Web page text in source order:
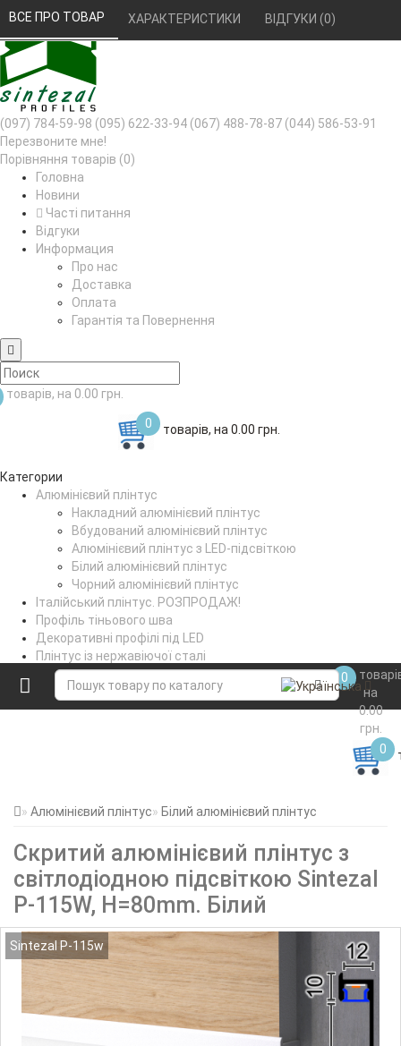
РУС УКР
(097) 784-59-98 (095) 622-33-94 (067) 488-78-87 (044) 586-53-91
Перезвоните мне!
Порівняння товарів (0)
Головна
Новини
Часті питання
Відгуки
Информация
Про нас
Доставка
Оплата
Гарантія та Повернення
товарів, на 0.00 грн.
0 товарів, на 0.00 грн.
Категории
Алюмінієвий плінтус
Накладний алюмінієвий плінтус
Вбудований алюмінієвий плінтус
Алюмінієвий плінтус з LED-підсвіткою
Білий алюмінієвий плінтус
Чорний алюмінієвий плінтус
Італійський плінтус. РОЗПРОДАЖ!
Профіль тіньового шва
Декоративні профілі під LED
Плінтус із нержавіючої сталі
Поріжки стикувальні
Коптильне вішало
0
на
0.00
грн.
0
Алюмінієвий плінтус Білий алюмінієвий плінтус
Скритий алюмінієвий плінтус з
світлодіодною підсвіткою Sintezal
Р-115W, H=80mm. Білий
ВСЕ ПРО ТОВАР ХАРАКТЕРИСТИКИ ВІДГУКИ (0)
Sintezal P-115w